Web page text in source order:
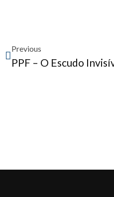
Previous
PPF – O Escudo